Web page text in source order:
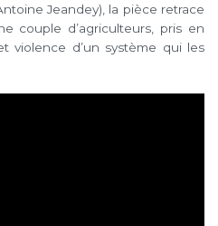
Jeandey), la pièce retrace
couple d’agriculteurs, pris en
violence d’un système qui les